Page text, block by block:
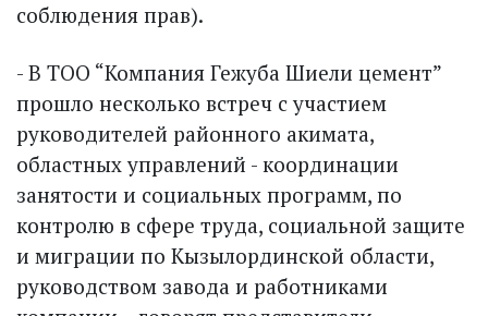
соблюдения прав).
- В ТОО “Компания Гежуба Шиели цемент”
прошло несколько встреч с участием
руководителей районного акимата,
областных управлений - координации
занятости и социальных программ, по
контролю в сфере труда, социальной защите
и миграции по Кызылординской области,
руководством завода и работниками